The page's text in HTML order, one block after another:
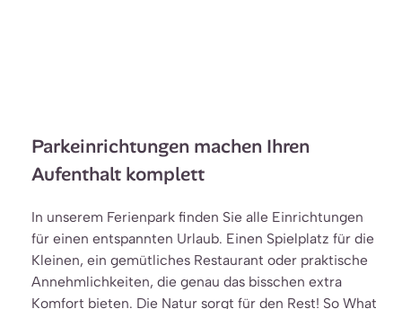
Parkeinrichtungen machen Ihren
Aufenthalt komplett
In unserem Ferienpark finden Sie alle Einrichtungen
für einen entspannten Urlaub. Einen Spielplatz für die
Kleinen, ein gemütliches Restaurant oder praktische
Annehmlichkeiten, die genau das bisschen extra
Komfort bieten. Die Natur sorgt für den Rest! So What